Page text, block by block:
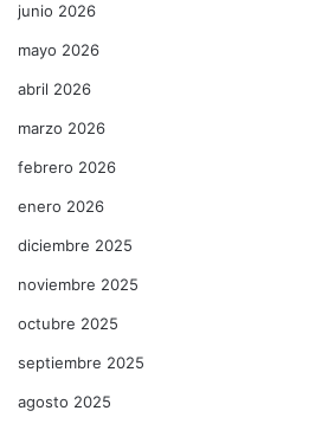
junio 2026
mayo 2026
abril 2026
marzo 2026
febrero 2026
enero 2026
diciembre 2025
noviembre 2025
octubre 2025
septiembre 2025
agosto 2025